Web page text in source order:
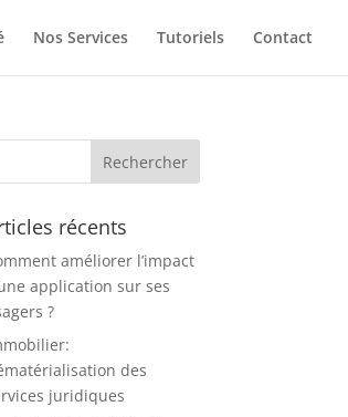
Nos Services Tutoriels Contact
récents
améliorer l’impact
application sur ses
?
des
juridiques